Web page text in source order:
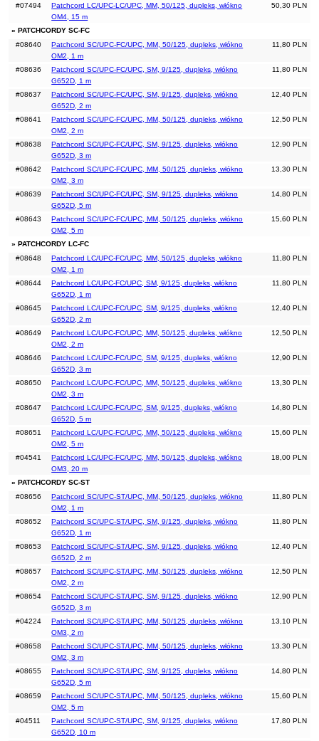
50,30 PLN
#07494
Patchcord LC/UPC-LC/UPC, MM, 50/125, dupleks, włókno
OM4, 15 m
» PATCHCORDY SC-FC
11,80 PLN
#08640
Patchcord SC/UPC-FC/UPC, MM, 50/125, dupleks, włókno
OM2, 1 m
11,80 PLN
#08636
Patchcord SC/UPC-FC/UPC, SM, 9/125, dupleks, włókno
G652D, 1 m
12,40 PLN
#08637
Patchcord SC/UPC-FC/UPC, SM, 9/125, dupleks, włókno
G652D, 2 m
12,50 PLN
#08641
Patchcord SC/UPC-FC/UPC, MM, 50/125, dupleks, włókno
OM2, 2 m
12,90 PLN
#08638
Patchcord SC/UPC-FC/UPC, SM, 9/125, dupleks, włókno
G652D, 3 m
13,30 PLN
#08642
Patchcord SC/UPC-FC/UPC, MM, 50/125, dupleks, włókno
OM2, 3 m
14,80 PLN
#08639
Patchcord SC/UPC-FC/UPC, SM, 9/125, dupleks, włókno
G652D, 5 m
15,60 PLN
#08643
Patchcord SC/UPC-FC/UPC, MM, 50/125, dupleks, włókno
OM2, 5 m
» PATCHCORDY LC-FC
11,80 PLN
#08648
Patchcord LC/UPC-FC/UPC, MM, 50/125, dupleks, włókno
OM2, 1 m
11,80 PLN
#08644
Patchcord LC/UPC-FC/UPC, SM, 9/125, dupleks, włókno
G652D, 1 m
12,40 PLN
#08645
Patchcord LC/UPC-FC/UPC, SM, 9/125, dupleks, włókno
G652D, 2 m
12,50 PLN
#08649
Patchcord LC/UPC-FC/UPC, MM, 50/125, dupleks, włókno
OM2, 2 m
12,90 PLN
#08646
Patchcord LC/UPC-FC/UPC, SM, 9/125, dupleks, włókno
G652D, 3 m
13,30 PLN
#08650
Patchcord LC/UPC-FC/UPC, MM, 50/125, dupleks, włókno
OM2, 3 m
14,80 PLN
#08647
Patchcord LC/UPC-FC/UPC, SM, 9/125, dupleks, włókno
G652D, 5 m
15,60 PLN
#08651
Patchcord LC/UPC-FC/UPC, MM, 50/125, dupleks, włókno
OM2, 5 m
18,00 PLN
#04541
Patchcord LC/UPC-FC/UPC, MM, 50/125, dupleks, włókno
OM3, 20 m
» PATCHCORDY SC-ST
11,80 PLN
#08656
Patchcord SC/UPC-ST/UPC, MM, 50/125, dupleks, włókno
OM2, 1 m
11,80 PLN
#08652
Patchcord SC/UPC-ST/UPC, SM, 9/125, dupleks, włókno
G652D, 1 m
12,40 PLN
#08653
Patchcord SC/UPC-ST/UPC, SM, 9/125, dupleks, włókno
G652D, 2 m
12,50 PLN
#08657
Patchcord SC/UPC-ST/UPC, MM, 50/125, dupleks, włókno
OM2, 2 m
12,90 PLN
#08654
Patchcord SC/UPC-ST/UPC, SM, 9/125, dupleks, włókno
G652D, 3 m
13,10 PLN
#04224
Patchcord SC/UPC-ST/UPC, MM, 50/125, dupleks, włókno
OM3, 2 m
13,30 PLN
#08658
Patchcord SC/UPC-ST/UPC, MM, 50/125, dupleks, włókno
OM2, 3 m
14,80 PLN
#08655
Patchcord SC/UPC-ST/UPC, SM, 9/125, dupleks, włókno
G652D, 5 m
15,60 PLN
#08659
Patchcord SC/UPC-ST/UPC, MM, 50/125, dupleks, włókno
OM2, 5 m
17,80 PLN
#04511
Patchcord SC/UPC-ST/UPC, SM, 9/125, dupleks, włókno
G652D, 10 m